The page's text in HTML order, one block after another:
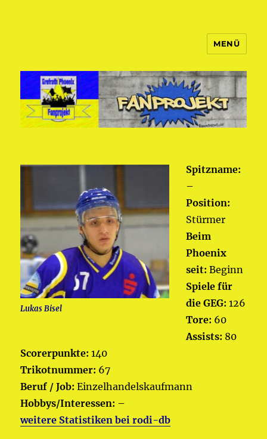
MENÜ
Lukas Bisel
Spitzname:
–
Position:
Stürmer
Beim
Phoenix
seit:Beginn
Spiele für
die GEG:126
Tore: 60
Assists: 80
Scorerpunkte: 140
Trikotnummer: 67
Beruf / Job:Einzelhandelskaufmann
Hobbys/Interessen: –
weitere Statistiken bei rodi-db